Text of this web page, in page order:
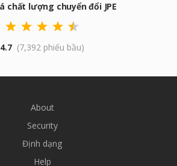
chất lượng chuyển đổi JPE
4.7 (7,392 phiếu bầu)
About
Security
Định dạng
Help